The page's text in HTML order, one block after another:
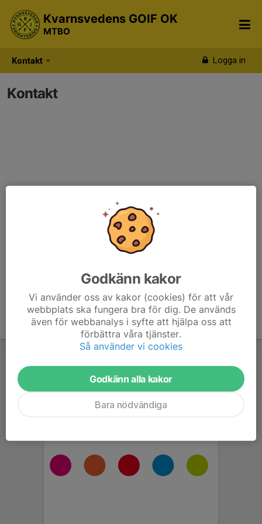
Kontakt Logga in
Kvarnsvedens GOIF OK
MTBO
Kontakt
Godkänn kakor
Vi använder oss av kakor (cookies) för att vår
webbplats ska fungera bra för dig. De används
även för webbanalys i syfte att hjälpa oss att
förbättra våra tjänster.
Så använder vi cookies
Godkänn alla kakor
Bara nödvändiga